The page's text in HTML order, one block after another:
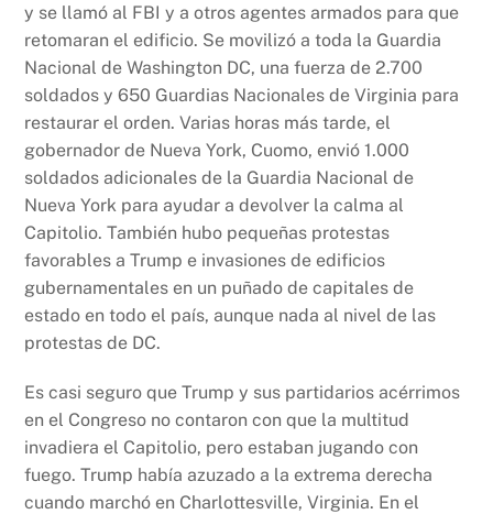
y se llamó al FBI y a otros agentes armados para que
retomaran el edificio. Se movilizó a toda la Guardia
Nacional de Washington DC, una fuerza de 2.700
soldados y 650 Guardias Nacionales de Virginia para
restaurar el orden. Varias horas más tarde, el
gobernador de Nueva York, Cuomo, envió 1.000
soldados adicionales de la Guardia Nacional de
Nueva York para ayudar a devolver la calma al
Capitolio. También hubo pequeñas protestas
favorables a Trump e invasiones de edificios
gubernamentales en un puñado de capitales de
estado en todo el país, aunque nada al nivel de las
protestas de DC.
Es casi seguro que Trump y sus partidarios acérrimos
en el Congreso no contaron con que la multitud
invadiera el Capitolio, pero estaban jugando con
fuego. Trump había azuzado a la extrema derecha
cuando marchó en Charlottesville, Virginia. En el